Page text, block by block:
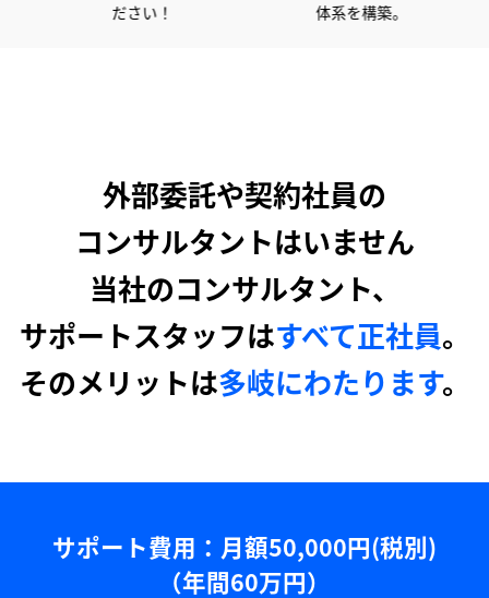
体系を構築。
ポートしています！
外部委託や契約社員の
コンサルタントはいません
当社のコンサルタント、
サポートスタッフはすべて正社員。
そのメリットは多岐にわたります。
サポート費用：⽉額50,000円(税別)
（年間60万円）